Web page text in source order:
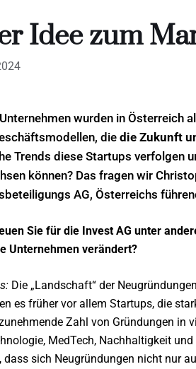
Idee zum
wurden in Österreich
diedie Zukunft
Trends diese Startups verfolgen
können? Das fragen wir
AG, Österreichs
Sie für die Invest AG unter
Unternehmen verändert?
Die „Landschaft“ der
es früher vor allem Startups, die
Zahl von Gründungen in
MedTech, Nachhaltigkeit
dass sich Neugründungen nicht nur